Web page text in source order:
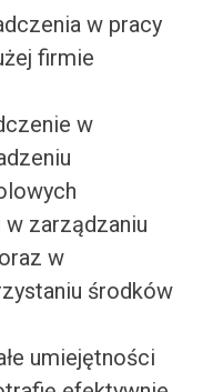
w pracy
firmie
w
zarządzaniu
w
środków
umiejętności